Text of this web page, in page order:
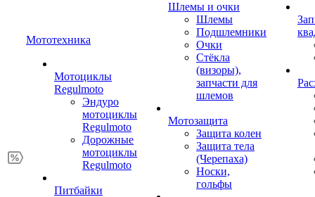
Мототехника
Мотоциклы
Regulmoto
Эндуро
мотоциклы
Regulmoto
Дорожные
мотоциклы
Regulmoto
Питбайки
Шлемы и очки
Шлемы
Подшлемники
Очки
Стёкла
(визоры),
запчасти для
шлемов
Мотозащита
Защита колен
Защита тела
(Черепаха)
Носки,
гольфы